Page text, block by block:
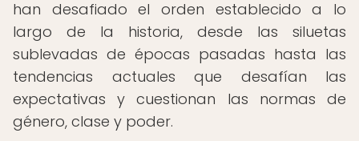
han desafiado el orden establecido a lo
largo de la historia, desde las siluetas
sublevadas de épocas pasadas hasta las
tendencias actuales que desafían las
expectativas y cuestionan las normas de
género, clase y poder.